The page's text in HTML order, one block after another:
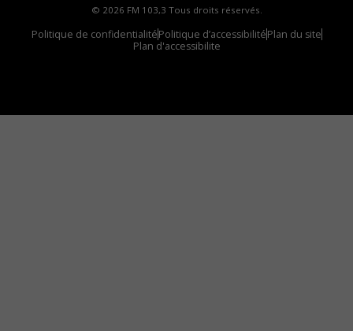
© 2026 FM 103,3 Tous droits réservés.
Politique de confidentialitéPolitique d’accessibilitéPlan du site
Plan d'accessibilite